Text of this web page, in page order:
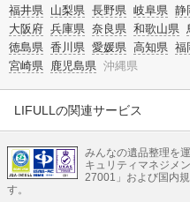
福井県 山梨県 長野県 岐阜県 静
大阪府 兵庫県 奈良県 和歌山県
徳島県 香川県 愛媛県 高知県 福
宮崎県 鹿児島県 沖縄県
LIFULLの関連サービス
不動産・住宅
引越し 老人ホーム
不動産クラウドファンディング
みんなの遺品整理を
キュリティマネジメ
27001」および国内
す。